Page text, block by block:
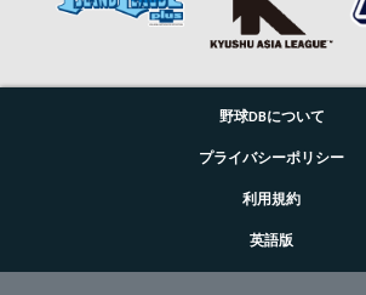
野球DBについて
プライバシーポリシー
利用規約
英語版